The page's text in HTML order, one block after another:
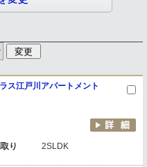
ス江戸川アパートメント
り 2SLDK